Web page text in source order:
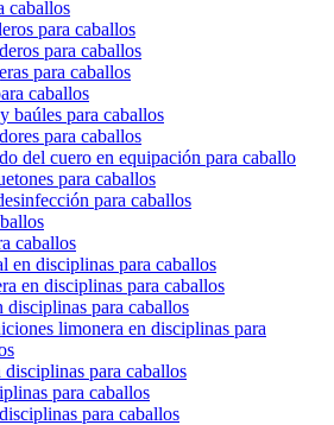
caballos
para caballos
para caballos
para caballos
caballos
baúles para caballos
para caballos
del cuero en equipación para caballo
para caballos
para caballos
caballos
en disciplinas para caballos
en disciplinas para caballos
disciplinas para caballos
limonera en disciplinas para
para caballos
para caballos
para caballos